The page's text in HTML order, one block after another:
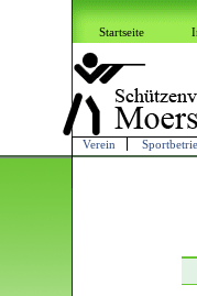
Startseite
Verein